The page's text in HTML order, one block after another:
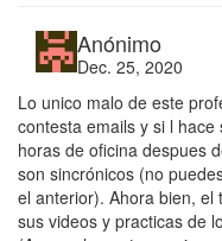
Anónimo
Dec. 25, 2020
Lo unico malo de este
contesta emails y si l
horas de oficina despues
son sincrónicos (no
el anterior). Ahora bien, el
sus videos y practicas de